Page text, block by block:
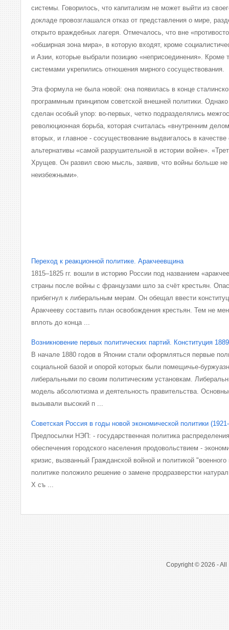
системы. Говорилось, что капитализм не может выйти из
докладе провозглашался отказ от представления о мире,
открыто враждебных лагеря. Отмечалось, что вне
«обширная зона мира», в которую входят, кроме
и Азии, которые выбрали позицию «неприсоединения». Кроме
системами укрепились отношения мирного сосуществования.
Эта формула не была новой: она появилась в конце
программным принципом советской внешней политики.
сделан особый упор: во-первых, четко подразделялись
революционная борьба, которая считалась «внутренним
вторых, и главное - сосуществование выдвигалось в
альтернативы «самой разрушительной в истории войне».
Хрущев. Он развил свою мысль, заявив, что войны больше
неизбежными».
Переход к реакционной политике. Аракчеевщина
1815–1825 гг. вошли в историю России под названием
страны после войны с французами шло за счёт крестьян.
прибегнул к либеральным мерам. Он обещал ввести
Аракчееву составить план освобождения крестьян. Тем не
вплоть до конца ...
Возникновение первых политических партий. Конституция
В начале 1880 годов в Японии стали оформляться первые
социальной базой и опорой которых были помещичье-
либеральными по своим политическим установкам.
модель абсолютизма и деятельность правительства.
вызывали высокий п ...
Советская Россия в годы новой экономической политики (1921-
Предпосылки НЭП: - государственная политика
обеспечения городского населения продовольствием -
кризис, вызванный Гражданской войной и политикой
политике положило решение о замене продразверстки
X съ ...
Copyright © 2026 - All